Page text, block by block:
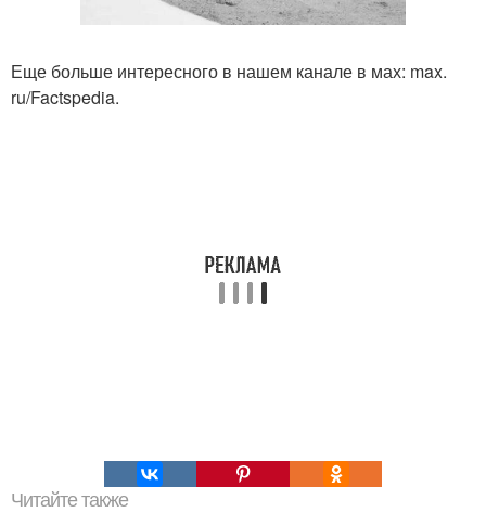
Еще больше интересного в нашем канале в мах: max.
ru/Factspedia.
Читайте также